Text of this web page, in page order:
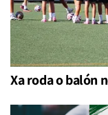
Xa roda o balón